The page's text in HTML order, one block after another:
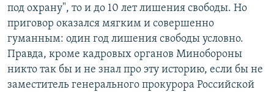
под охрану", то и до 10 лет лишения свободы. Но
приговор оказался мягким и совершенно
гуманным: один год лишения свободы условно.
Правда, кроме кадровых органов Минобороны
никто так бы и не знал про эту историю, если бы не
заместитель генерального прокурора Российской